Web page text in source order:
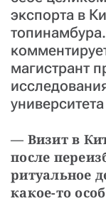
экспорта в
магистрант
университета
— Визит в
после
ритуальное
какое-то